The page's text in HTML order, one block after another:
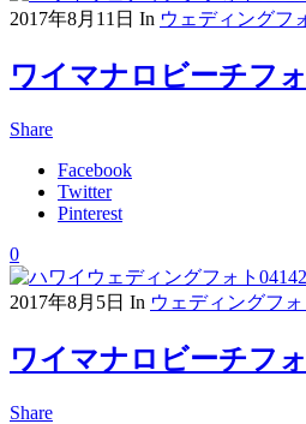
2017年8月11日 In ウェディングフ
ワイマナロビーチフ
Share
Facebook
Twitter
Pinterest
0
2017年8月5日 In ウェディングフォ
ワイマナロビーチフ
Share